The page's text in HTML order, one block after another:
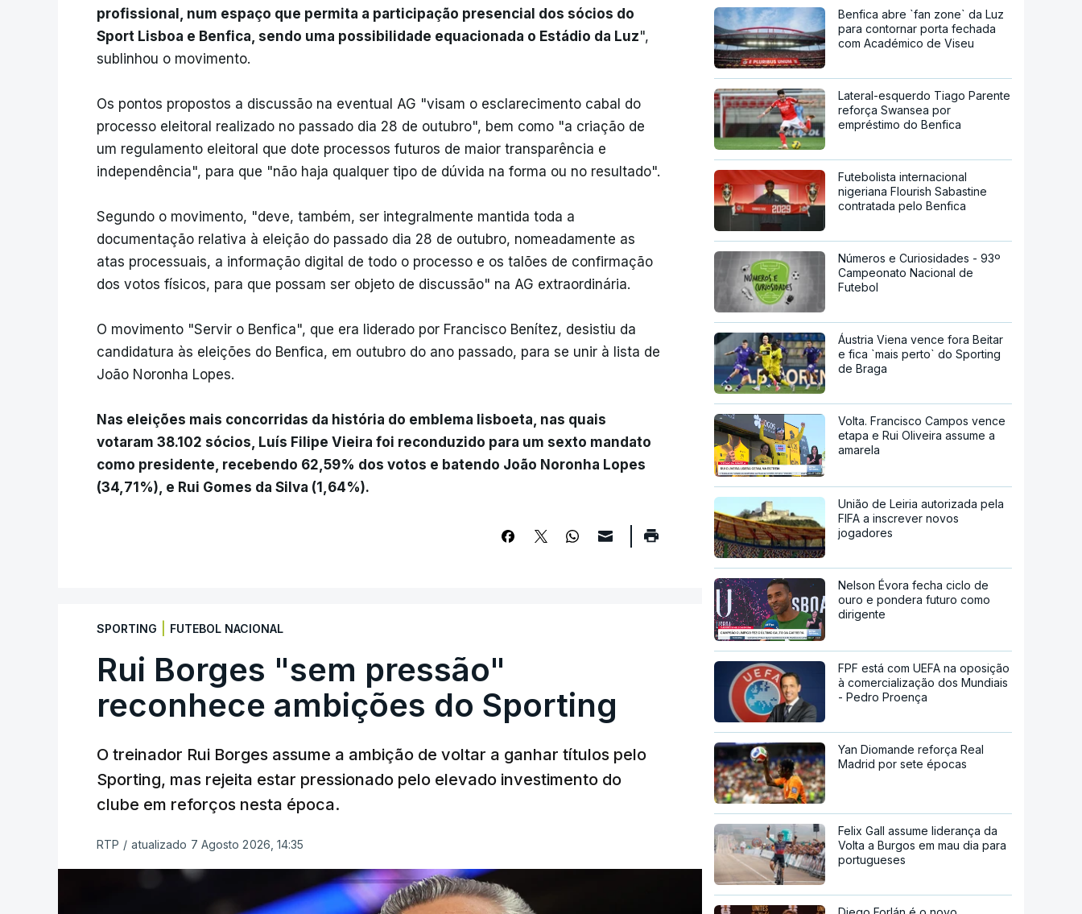
profissional, num espaço que permita a participação presencial dos sócios do
Sport Lisboa e Benfica, sendo uma possibilidade equacionada o Estádio da Luz",
sublinhou o movimento.
Os pontos propostos a discussão na eventual AG "visam o esclarecimento cabal do
processo eleitoral realizado no passado dia 28 de outubro", bem como "a criação de
um regulamento eleitoral que dote processos futuros de maior transparência e
independência", para que "não haja qualquer tipo de dúvida na forma ou no resultado".
Segundo o movimento, "deve, também, ser integralmente mantida toda a
documentação relativa à eleição do passado dia 28 de outubro, nomeadamente as
atas processuais, a informação digital de todo o processo e os talões de confirmação
dos votos físicos, para que possam ser objeto de discussão" na AG extraordinária.
O movimento "Servir o Benfica", que era liderado por Francisco Benítez, desistiu da
candidatura às eleições do Benfica, em outubro do ano passado, para se unir à lista de
João Noronha Lopes.
Nas eleições mais concorridas da história do emblema lisboeta, nas quais
votaram 38.102 sócios, Luís Filipe Vieira foi reconduzido para um sexto mandato
como presidente, recebendo 62,59% dos votos e batendo João Noronha Lopes
(34,71%), e Rui Gomes da Silva (1,64%).
SPORTING FUTEBOL NACIONAL
Rui Borges "sem pressão"
reconhece ambições do Sporting
O treinador Rui Borges assume a ambição de voltar a ganhar títulos pelo
Sporting, mas rejeita estar pressionado pelo elevado investimento do
clube em reforços nesta época.
RTP / atualizado 7 Agosto 2026, 14:35
Benfica abre `fan zone` da Luz
para contornar porta fechada
com Académico de Viseu
Lateral-esquerdo Tiago Parente
reforça Swansea por
empréstimo do Benfica
Futebolista internacional
nigeriana Flourish Sabastine
contratada pelo Benfica
Números e Curiosidades - 93º
Campeonato Nacional de
Futebol
Áustria Viena vence fora Beitar
e fica `mais perto` do Sporting
de Braga
Volta. Francisco Campos vence
etapa e Rui Oliveira assume a
amarela
União de Leiria autorizada pela
FIFA a inscrever novos
jogadores
Nelson Évora fecha ciclo de
ouro e pondera futuro como
dirigente
FPF está com UEFA na oposição
à comercialização dos Mundiais
- Pedro Proença
Yan Diomande reforça Real
Madrid por sete épocas
Felix Gall assume liderança da
Volta a Burgos em mau dia para
portugueses